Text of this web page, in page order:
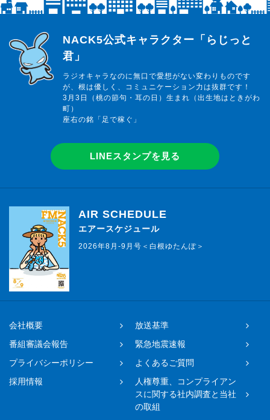
らじっと君
NACK5公式キャラクター「らじっと
君」
ラジオキャラなのに無口で愛想がない変わりものです
が、根は優しく、コミュニケーション力は抜群です！
3月3日（桃の節句・耳の日）生まれ（出生地はときがわ
町）
座右の銘「足で稼ぐ」
LINEスタンプを見る
AIR SCHEDULE
エアースケジュール
2026年8月-9月号＜白根ゆたんぽ＞
会社概要
放送基準
番組審議会報告
緊急地震速報
プライバシーポリシー
よくあるご質問
採用情報
人権尊重、コンプライアン
スに関する社内調査と当社
の取組